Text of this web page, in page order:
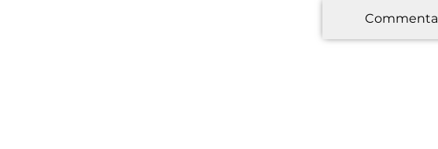
Commenta